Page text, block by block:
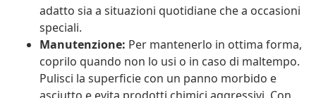
adatto sia a situazioni quotidiane che a occasioni
speciali.
Manutenzione: Per mantenerlo in ottima forma,
coprilo quando non lo usi o in caso di maltempo.
Pulisci la superficie con un panno morbido e